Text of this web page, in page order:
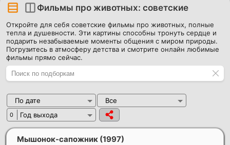
Фильмы про животных: советские
Откройте для себя советские фильмы про животных, полные
тепла и душевности. Эти картины способны тронуть сердце и
подарить незабываемые моменты общения с миром природы.
Погрузитесь в атмосферу детства и смотрите онлайн любимые
фильмы прямо сейчас.
По дате Все
0 Год выхода
Мышонок-сапожник (1997)